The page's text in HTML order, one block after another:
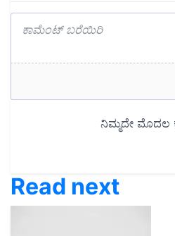
Read next